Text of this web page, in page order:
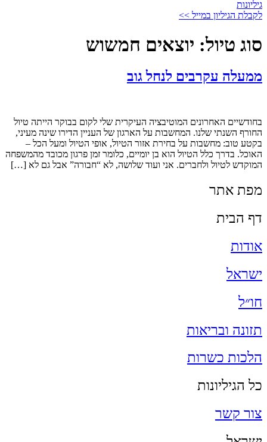
גיליונות
לקבלת הגיליון במייל >>
סוג טיול: יוצאים חמשוש
ממעלה עקרבים לנחל גוב
בחודשיים האחרונים המוטיבציה העיקרית שלי לקום בבוקר הייתה טיול
החורף השנתי שלנו. המחשבות על הארגון של העניין הדירו שינה מעיני,
בקטע טוב: מחשבות על בחירת אזור הטיול, אופי הטיול ומעל הכל –
האוכל. בדרך כלל הטיול הוא בן יומיים, כלומר זמן פרגון מכובד מהמשפחה
המוקדש לטיול ולחברים. אני ועוד שלושה, לא “חבורה” אבל גם לא […]
מפת אתר
דף הבית
אודות
ישראל
חו״ל
תזונה ובריאות
הלכות כשרות
כל הגיליונות
צור קשר